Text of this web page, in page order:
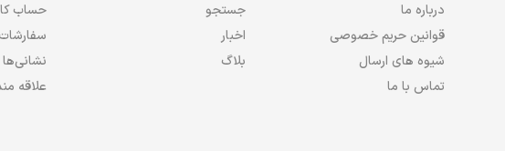
درباره ما
قوانین حریم خصوصی
شیوه های ارسال
تماس با ما
جستجو
اخبار
بلاگ
حساب
سفارشات
نشانی‌ها
علاقه